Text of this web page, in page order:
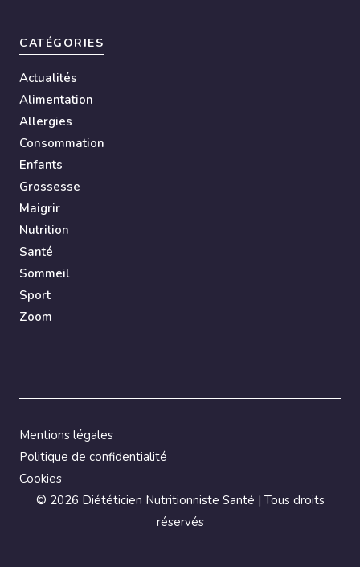
CATÉGORIES
Actualités
Alimentation
Allergies
Consommation
Enfants
Grossesse
Maigrir
Nutrition
Santé
Sommeil
Sport
Zoom
© 2026 Diététicien Nutritionniste Santé | Tous droits
réservés
Mentions légales
Politique de confidentialité
Cookies